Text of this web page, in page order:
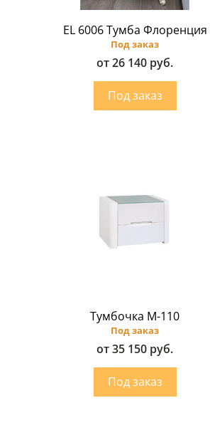
EL 6006 Тумба Флоренция
Под заказ
от 26 140 руб.
Тумбочка M-110
Под заказ
от 35 150 руб.